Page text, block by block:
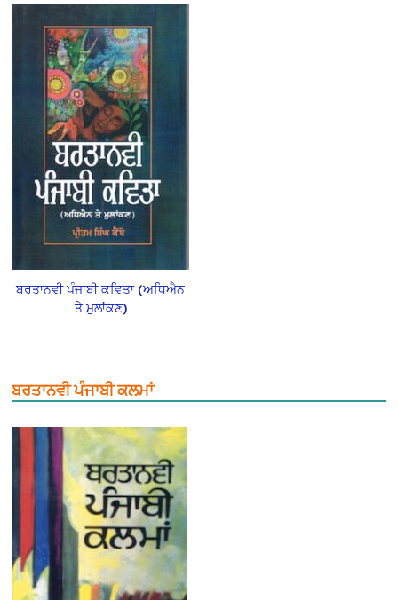
ਬਰਤਾਨਵੀ ਪੰਜਾਬੀ ਕਵਿਤਾ (ਅਧਿਐਨ
ਤੇ ਮੁਲਾਂਕਣ)
ਬਰਤਾਨਵੀ ਪੰਜਾਬੀ ਕਲਮਾਂ